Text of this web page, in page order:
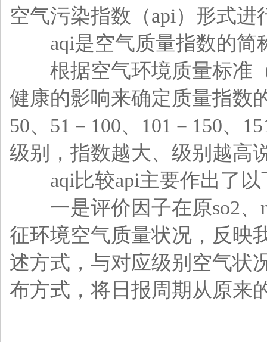
空气污染指数（api）形式进
aqi是空气质量指数的简
根据空气环境质量标准（
健康的影响来确定质量指数
50、51－100、101－150、
级别，指数越大、级别越高
aqi比较api主要作出了以
一是评价因子在原so2、
征环境空气质量状况，反映
述方式，与对应级别空气状
布方式，将日报周期从原来